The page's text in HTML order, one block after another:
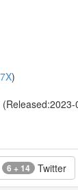
)
6 + 14 Twitter